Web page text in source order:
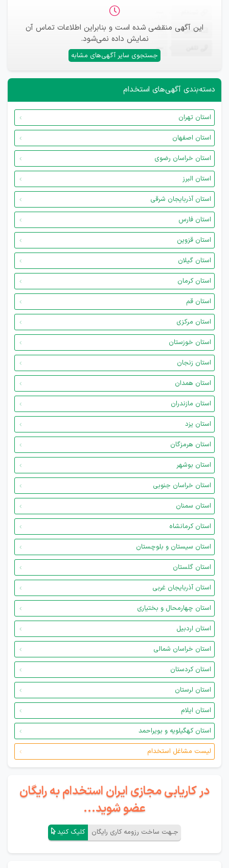
این آگهی منقضی شده است و بنابراین اطلاعات تماس آن
نمایش داده نمی‌شود.
جستجوی سایر آگهی‌های مشابه
ایمیل —
—
دسته‌بندی آگهی‌های استخدام
استان تهران
استان اصفهان
استان خراسان رضوی
استان البرز
استان آذربایجان شرقی
استان فارس
استان قزوین
استان گیلان
استان کرمان
استان قم
استان مرکزی
استان خوزستان
استان زنجان
استان همدان
استان مازندران
استان یزد
استان هرمزگان
استان بوشهر
استان خراسان جنوبی
استان سمنان
استان کرمانشاه
استان سیستان و بلوچستان
استان گلستان
استان آذربایجان غربی
استان چهارمحال و بختیاری
استان اردبیل
استان خراسان شمالی
استان کردستان
استان لرستان
استان ایلام
استان کهگیلویه و بویراحمد
لیست مشاغل استخدام
در کاریابی مجازی ایران استخدام به رایگان
عضو شوید...
جـهت ساخت رزومه کاری رایگان کلیک کنید